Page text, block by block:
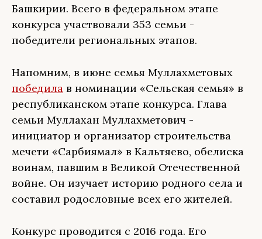
Башкирии. Всего в федеральном этапе
конкурса участвовали 353 семьи -
победители региональных этапов.
Напомним, в июне семья Муллахметовых
победила в номинации «Сельская семья» в
республиканском этапе конкурса. Глава
семьи Муллахан Муллахметович -
инициатор и организатор строительства
мечети «Сарбиямал» в Кальтяево, обелиска
воинам, павшим в Великой Отечественной
войне. Он изучает историю родного села и
составил родословные всех его жителей.
Конкурс проводится с 2016 года. Его